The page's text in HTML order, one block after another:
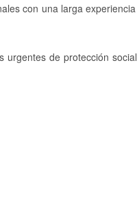
con una larga
urgentes de protección